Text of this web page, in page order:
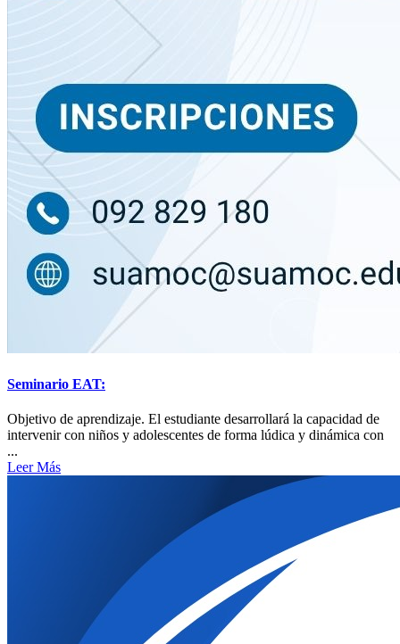
Seminario EAT:
Objetivo de aprendizaje. El estudiante desarrollará la capacidad de
intervenir con niños y adolescentes de forma lúdica y dinámica con
...
Leer Más